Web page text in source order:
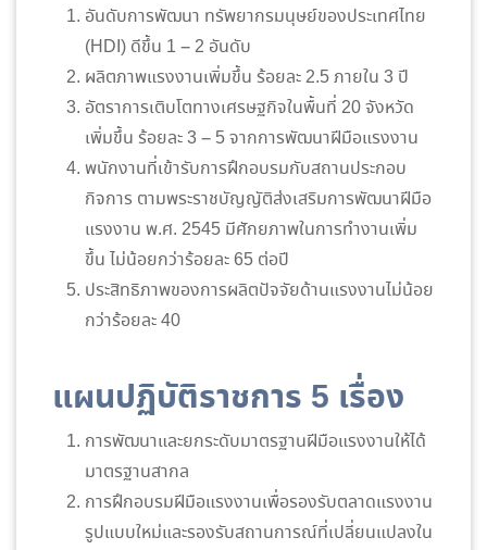
อันดับการพัฒนา ทรัพยากรมนุษย์ของประเทศไทย
(HDI) ดีขึ้น 1 – 2 อันดับ
ผลิตภาพแรงงานเพิ่มขึ้น ร้อยละ 2.5 ภายใน 3 ปี
อัตราการเติบโตทางเศรษฐกิจในพื้นที่ 20 จังหวัด
เพิ่มขึ้น ร้อยละ 3 – 5 จากการพัฒนาฝีมือแรงงาน
พนักงานที่เข้ารับการฝึกอบรมกับสถานประกอบ
กิจการ ตามพระราชบัญญัติส่งเสริมการพัฒนาฝีมือ
แรงงาน พ.ศ. 2545 มีศักยภาพในการทำงานเพิ่ม
ขึ้น ไม่น้อยกว่าร้อยละ 65 ต่อปี
ประสิทธิภาพของการผลิตปัจจัยด้านแรงงานไม่น้อย
กว่าร้อยละ 40
แผนปฏิบัติราชการ 5 เรื่อง
การพัฒนาและยกระดับมาตรฐานฝีมือแรงงานให้ได้
มาตรฐานสากล
การฝึกอบรมฝีมือแรงงานเพื่อรองรับตลาดแรงงาน
รูปแบบใหม่และรองรับสถานการณ์ที่เปลี่ยนแปลงใน